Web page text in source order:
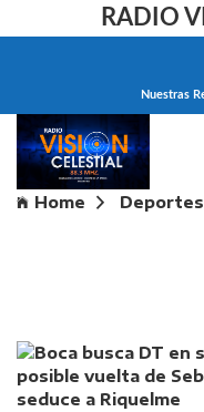
RADIO
Nuestras
Home
Deportes